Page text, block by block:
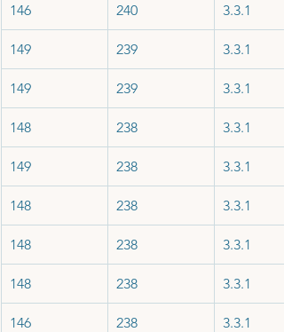
146 240 3.3.1
149 239 3.3.1
149 239 3.3.1
148 238 3.3.1
149 238 3.3.1
148 238 3.3.1
148 238 3.3.1
148 238 3.3.1
146 238 3.3.1